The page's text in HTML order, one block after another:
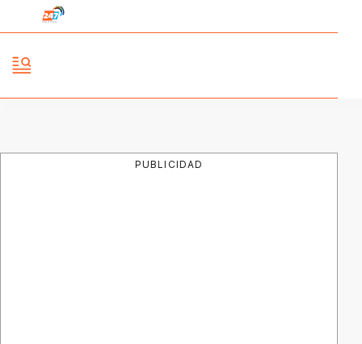
PUBLICIDAD